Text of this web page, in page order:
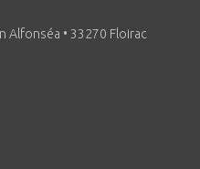
Alfonséa • 33270 Floirac